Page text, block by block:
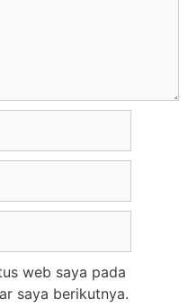
web saya pada
saya berikutnya.